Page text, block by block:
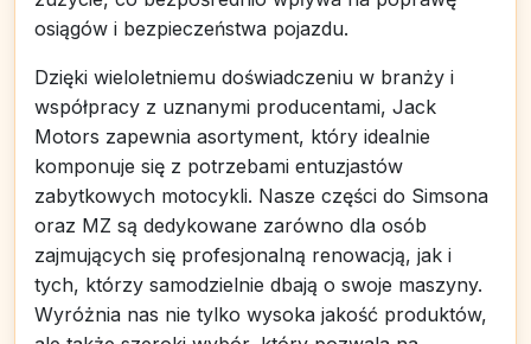
osiągów i bezpieczeństwa pojazdu.
Dzięki wieloletniemu doświadczeniu w branży i
współpracy z uznanymi producentami, Jack
Motors zapewnia asortyment, który idealnie
komponuje się z potrzebami entuzjastów
zabytkowych motocykli. Nasze części do Simsona
oraz MZ są dedykowane zarówno dla osób
zajmujących się profesjonalną renowacją, jak i
tych, którzy samodzielnie dbają o swoje maszyny.
Wyróżnia nas nie tylko wysoka jakość produktów,